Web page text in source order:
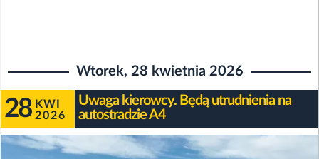
Wtorek, 28 kwietnia 2026
28 KWI
2026
Uwaga kierowcy. Będą utrudnienia na
autostradzie A4